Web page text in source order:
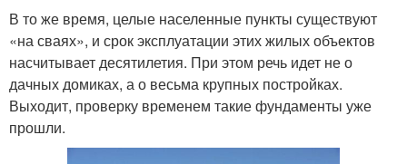
В то же время, целые населенные пункты существуют
«на сваях», и срок эксплуатации этих жилых объектов
насчитывает десятилетия. При этом речь идет не о
дачных домиках, а о весьма крупных постройках.
Выходит, проверку временем такие фундаменты уже
прошли.